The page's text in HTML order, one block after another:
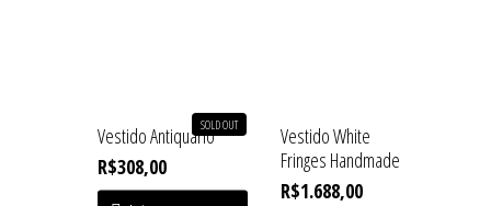
Vestido Antiquário
R$308,00
SOLD OUT
Vestido White
Fringes Handmade
R$1.688,00